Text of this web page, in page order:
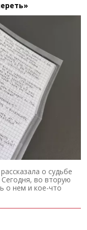
о судьбе
во вторую
о нем и кое-что